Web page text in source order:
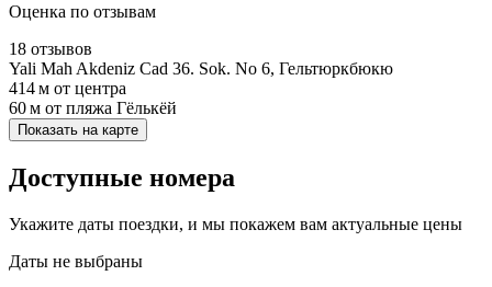
Оценка по отзывам
18 отзывов
Yali Mah Akdeniz Cad 36. Sok. No 6, Гельтюркбюкю
414 м от центра
60 м от пляжа Гёлькёй
Показать на карте
Доступные номера
Укажите даты поездки, и мы покажем вам актуальные цены
Даты не выбраны